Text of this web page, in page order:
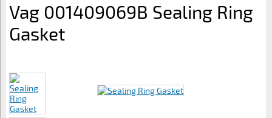
Vag 001409069B Sealing Ring
Gasket